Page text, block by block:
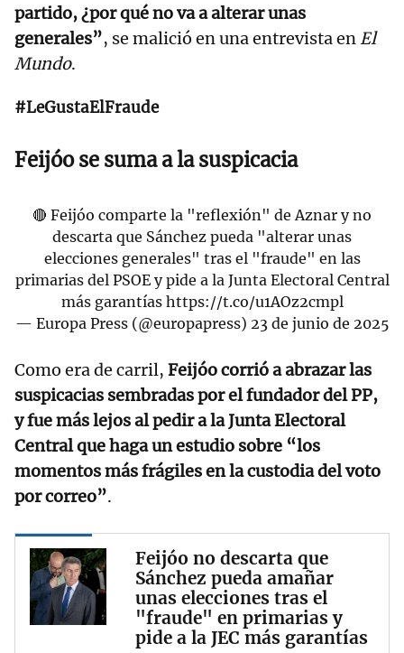
partido, ¿por qué no va a alterar unas
generales”, se malició en una entrevista en El
Mundo.
#LeGustaElFraude
Feijóo se suma a la suspicacia
🔴 Feijóo comparte la "reflexión" de Aznar y no
descarta que Sánchez pueda "alterar unas
elecciones generales" tras el "fraude" en las
primarias del PSOE y pide a la Junta Electoral Central
más garantías https://t.co/u1AOz2cmpl
— Europa Press (@europapress) 23 de junio de 2025
Como era de carril, Feijóo corrió a abrazar las
suspicacias sembradas por el fundador del PP,
y fue más lejos al pedir a la Junta Electoral
Central que haga un estudio sobre “los
momentos más frágiles en la custodia del voto
por correo”.
Feijóo no descarta que
Sánchez pueda amañar
unas elecciones tras el
"fraude" en primarias y
pide a la JEC más garantías